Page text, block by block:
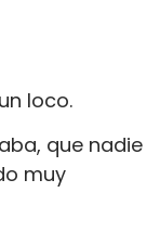
loco.
que nadie
muy